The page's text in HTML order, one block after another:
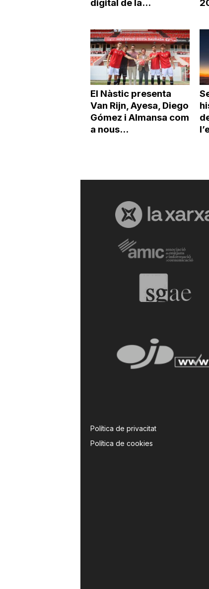
digital de la...
El Nàstic presenta
Van Rijn, Ayesa, Diego
Gómez i Almansa com
a nous...
Política de privacitat
Política de cookies